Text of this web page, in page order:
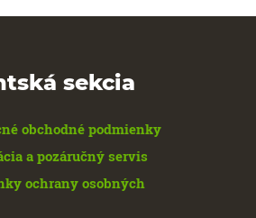
sekcia
obchodné podmienky
a pozáručný servis
ochrany osobných